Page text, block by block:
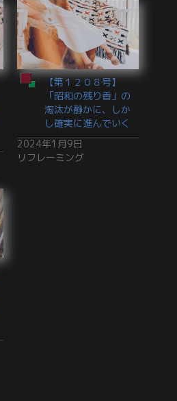
【第１２０８号】
「昭和の残り香」の
淘汰が静かに、しか
し確実に進んでいく
2024年1月9日
リフレーミング